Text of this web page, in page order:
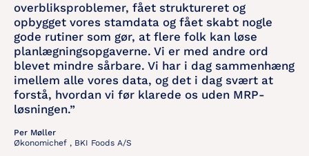
overbliksproblemer, fået struktureret og
opbygget vores stamdata og fået skabt nogle
gode rutiner som gør, at flere folk kan løse
planlægningsopgaverne. Vi er med andre ord
blevet mindre sårbare. Vi har i dag sammenhæng
imellem alle vores data, og det i dag svært at
forstå, hvordan vi før klarede os uden MRP-
løsningen.”
Per Møller
Økonomichef , BKI Foods A/S